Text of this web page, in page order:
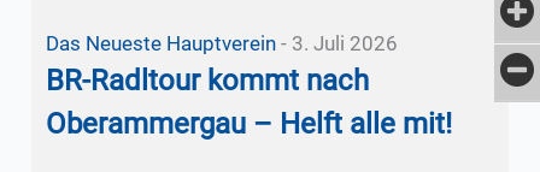
Das Neueste Hauptverein- 3. Juli 2026
BR-Radltour kommt nach
Oberammergau – Helft alle mit!